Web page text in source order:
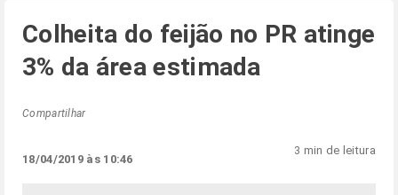
Colheita do feijão no PR atinge
3% da área estimada
Compartilhar
18/04/2019 às 10:46
3 min de leitura